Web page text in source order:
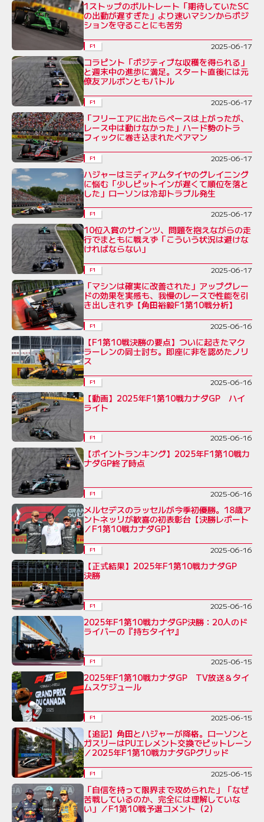
1ストップのボルトレート「期待していたSC
の出動が遅すぎた」より速いマシンからポジ
ションを守ることにも苦労
F1 2025-06-17
コラピント「ポジティブな収穫を得られる」
と週末中の進歩に満足。スタート直後には元
僚友アルボンともバトル
F1 2025-06-17
「フリーエアに出たらペースは上がったが、
レース中は動けなかった」ハード勢のトラ
フィックに巻き込まれたベアマン
F1 2025-06-17
ハジャーはミディアムタイヤのグレイニング
に悩む「少しピットインが遅くて順位を落と
した」ローソンは冷却トラブル発生
F1 2025-06-17
10位入賞のサインツ、問題を抱えながらの走
行でまともに戦えず「こういう状況は避けな
ければならない」
F1 2025-06-17
「マシンは確実に改善された」アップグレー
ドの効果を実感も、我慢のレースで性能を引
き出しきれず【角田裕毅F1第10戦分析】
F1 2025-06-16
【F1第10戦決勝の要点】ついに起きたマク
ラーレンの同士討ち。即座に非を認めたノリ
ス
F1 2025-06-16
【動画】2025年F1第10戦カナダGP ハイ
ライト
F1 2025-06-16
【ポイントランキング】2025年F1第10戦カ
ナダGP終了時点
F1 2025-06-16
メルセデスのラッセルが今季初優勝。18歳ア
ントネッリが歓喜の初表彰台【決勝レポート
／F1第10戦カナダGP】
F1 2025-06-16
【正式結果】2025年F1第10戦カナダGP
決勝
F1 2025-06-16
2025年F1第10戦カナダGP決勝：20人のド
ライバーの『持ちタイヤ』
F1 2025-06-15
2025年F1第10戦カナダGP TV放送＆タイ
ムスケジュール
F1 2025-06-15
【追記】角田とハジャーが降格。ローソンと
ガスリーはPUエレメント交換でピットレーン
／2025年F1第10戦カナダGPグリッド
F1 2025-06-15
「自信を持って限界まで攻められた」「なぜ
苦戦しているのか、完全には理解していな
い」／F1第10戦予選コメント（2）